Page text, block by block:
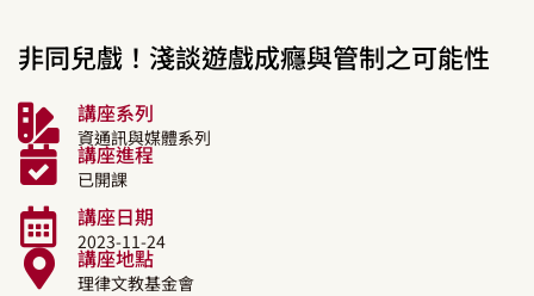
非同兒戲！淺談遊戲成癮與管制之可能性
講座系列
資通訊與媒體系列
講座進程
已開課
講座日期
2023-11-24
講座地點
理律文教基金會